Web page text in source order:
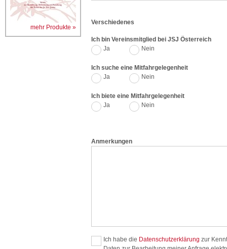
mehr Produkte »
Verschiedenes
Ich bin Vereinsmitglied bei JSJ Österreich
Ja
Nein
Ich suche eine Mitfahrgelegenheit
Ja
Nein
Ich biete eine Mitfahrgelegenheit
Ja
Nein
Anmerkungen
Ich habe die Datenschutzerklärung zur